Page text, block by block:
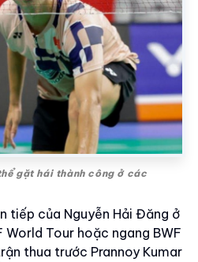
gặt hái thành công ở các
tiếp của Nguyễn Hải Đăng ở
Tour hoặc ngang BWF
thua trước Prannoy Kumar